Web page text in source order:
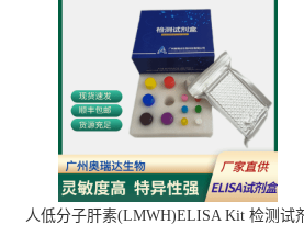
人低分子肝素(LMWH)ELISA Kit 检测试剂
盒